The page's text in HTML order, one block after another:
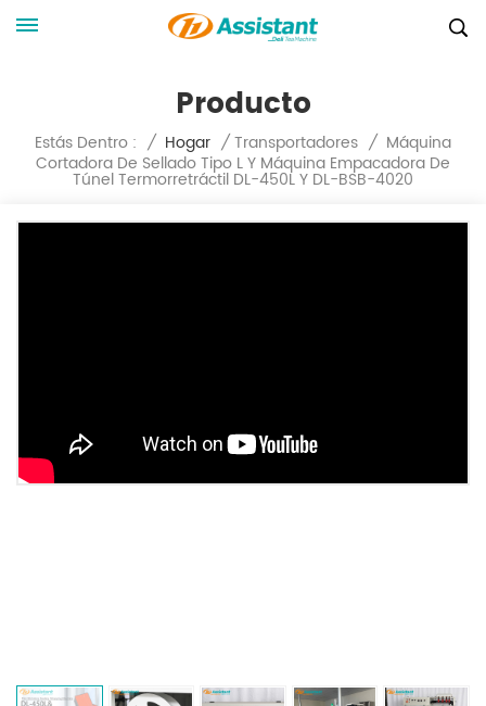
Producto
Estás Dentro : / Hogar / Transportadores / Máquina
Cortadora De Sellado Tipo L Y Máquina Empacadora De
Túnel Termorretráctil DL-450L Y DL-BSB-4020